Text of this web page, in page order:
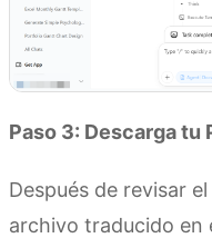
Paso 3: Descarga tu
Después de revisar
archivo traducido en